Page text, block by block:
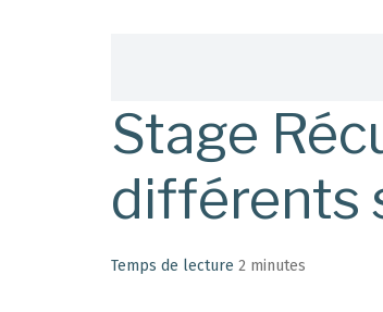
d'Ariane
Stage
différents
Temps de lecture 2 minutes